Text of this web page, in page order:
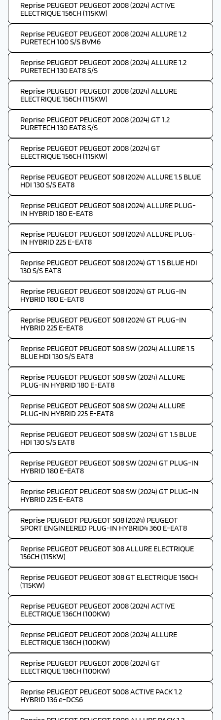
Reprise PEUGEOT PEUGEOT 2008 (2024) ACTIVE
ELECTRIQUE 156CH (115KW)
Reprise PEUGEOT PEUGEOT 2008 (2024) ALLURE 1.2
PURETECH 100 S/S BVM6
Reprise PEUGEOT PEUGEOT 2008 (2024) ALLURE 1.2
PURETECH 130 EAT8 S/S
Reprise PEUGEOT PEUGEOT 2008 (2024) ALLURE
ELECTRIQUE 156CH (115KW)
Reprise PEUGEOT PEUGEOT 2008 (2024) GT 1.2
PURETECH 130 EAT8 S/S
Reprise PEUGEOT PEUGEOT 2008 (2024) GT
ELECTRIQUE 156CH (115KW)
Reprise PEUGEOT PEUGEOT 508 (2024) ALLURE 1.5 BLUE
HDI 130 S/S EAT8
Reprise PEUGEOT PEUGEOT 508 (2024) ALLURE PLUG-
IN HYBRID 180 E-EAT8
Reprise PEUGEOT PEUGEOT 508 (2024) ALLURE PLUG-
IN HYBRID 225 E-EAT8
Reprise PEUGEOT PEUGEOT 508 (2024) GT 1.5 BLUE HDI
130 S/S EAT8
Reprise PEUGEOT PEUGEOT 508 (2024) GT PLUG-IN
HYBRID 180 E-EAT8
Reprise PEUGEOT PEUGEOT 508 (2024) GT PLUG-IN
HYBRID 225 E-EAT8
Reprise PEUGEOT PEUGEOT 508 SW (2024) ALLURE 1.5
BLUE HDI 130 S/S EAT8
Reprise PEUGEOT PEUGEOT 508 SW (2024) ALLURE
PLUG-IN HYBRID 180 E-EAT8
Reprise PEUGEOT PEUGEOT 508 SW (2024) ALLURE
PLUG-IN HYBRID 225 E-EAT8
Reprise PEUGEOT PEUGEOT 508 SW (2024) GT 1.5 BLUE
HDI 130 S/S EAT8
Reprise PEUGEOT PEUGEOT 508 SW (2024) GT PLUG-IN
HYBRID 180 E-EAT8
Reprise PEUGEOT PEUGEOT 508 SW (2024) GT PLUG-IN
HYBRID 225 E-EAT8
Reprise PEUGEOT PEUGEOT 508 (2024) PEUGEOT
SPORT ENGINEERED PLUG-IN HYBRID4 360 E-EAT8
Reprise PEUGEOT PEUGEOT 308 ALLURE ELECTRIQUE
156CH (115KW)
Reprise PEUGEOT PEUGEOT 308 GT ELECTRIQUE 156CH
(115KW)
Reprise PEUGEOT PEUGEOT 2008 (2024) ACTIVE
ELECTRIQUE 136CH (100KW)
Reprise PEUGEOT PEUGEOT 2008 (2024) ALLURE
ELECTRIQUE 136CH (100KW)
Reprise PEUGEOT PEUGEOT 2008 (2024) GT
ELECTRIQUE 136CH (100KW)
Reprise PEUGEOT PEUGEOT 5008 ACTIVE PACK 1.2
HYBRID 136 e-DCS6